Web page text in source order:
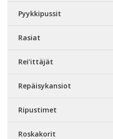
Pyykkipussit
Rasiat
Rei’ittäjät
Repäisykansiot
Ripustimet
Roskakorit